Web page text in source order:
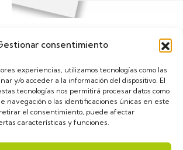
consentimiento
experiencias, utilizamos tecnologías como las
y/o acceder a la información del dispositivo. El
tecnologías nos permitirá procesar datos como
navegación o las identificaciones únicas en este
el consentimiento, puede afectar
características y funciones.
© 2024. Diseñado porVulpeTI. Todos